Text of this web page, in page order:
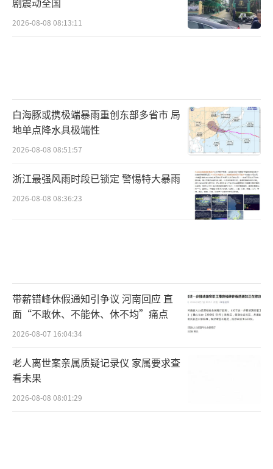
2026-08-08 08:13:11
白海豚或携极端暴雨重创东部多省市 局
地单点降水具极端性
2026-08-08 08:51:57
浙江最强风雨时段已锁定 警惕特大暴雨
2026-08-08 08:36:23
带薪错峰休假通知引争议 河南回应 直
面“不敢休、不能休、休不均”痛点
2026-08-07 16:04:34
老人离世案亲属质疑记录仪 家属要求查
看未果
2026-08-08 08:01:29